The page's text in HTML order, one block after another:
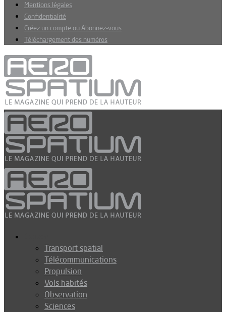
Mentions légales
Confidentialité
Créez un compte ou Abonnez-vous
Téléchargement des numéros
Transport spatial
Télécommunications
Propulsion
Vols habités
Observation
Sciences